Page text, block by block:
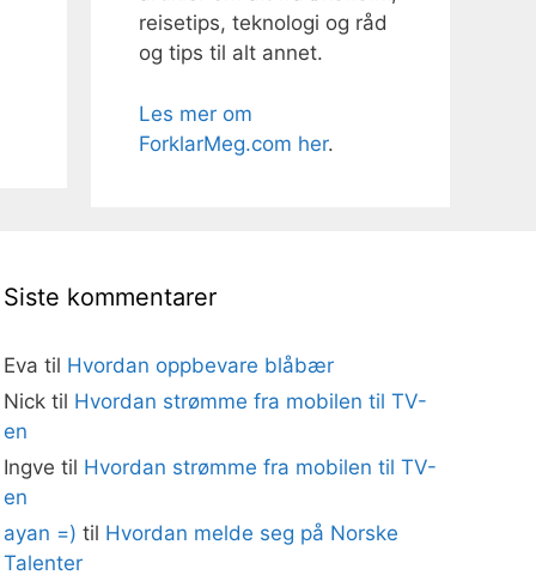
reisetips, teknologi og råd
og tips til alt annet.
Les mer om
ForklarMeg.com her.
Siste kommentarer
Eva til Hvordan oppbevare blåbær
Nicktil Hvordan strømme fra mobilen til TV-
en
Ingve til Hvordan strømme fra mobilen til TV-
en
ayan =) til Hvordan melde seg på Norske
Talenter